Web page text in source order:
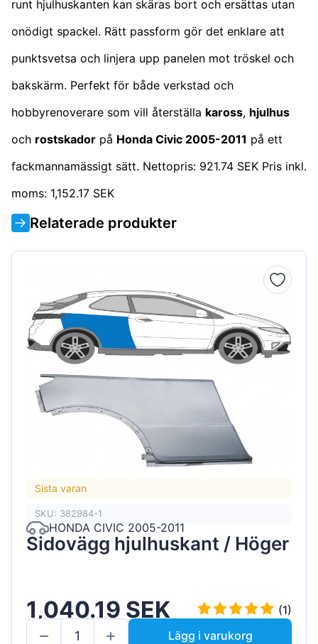
runt hjulhuskanten kan skäras bort och ersättas utan
onödigt spackel. Rätt passform gör det enklare att
punktsvetsa och linjera upp panelen mot tröskel och
bakskärm. Perfekt för både verkstad och
hobbyrenoverare som vill återställa kaross, hjulhus
och rostskador på Honda Civic 2005-2011 på ett
fackmannamässigt sätt. Nettopris: 921.74 SEK Pris inkl.
moms: 1,152.17 SEK
Relaterade produkter
Sista varan
SKU: 382984-1
HONDA CIVIC 2005-2011
Sidovägg hjulhuskant / Höger
1,040.19 SEK
(1)
Lägg i varukorg